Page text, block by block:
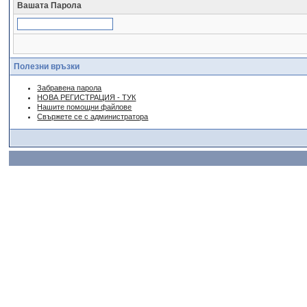
Вашата Парола
Полезни връзки
Забравена парола
НОВА РЕГИСТРАЦИЯ - ТУК
Нашите помощни файлове
Свържете се с администратора